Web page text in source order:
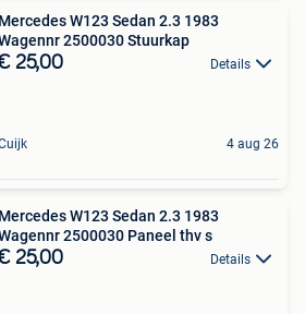
Mercedes W123 Sedan 2.3 1983
Wagennr 2500030 Stuurkap
25,00 Details
4 aug 26
Mercedes W123 Sedan 2.3 1983
Wagennr 2500030 Paneel thv s
25,00 Details